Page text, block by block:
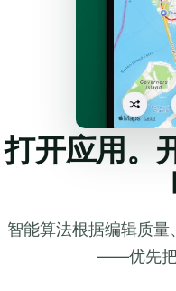
打开应用。
智能算法根据编辑质
——优先把